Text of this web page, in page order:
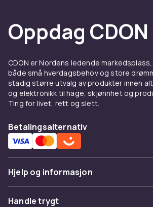
Oppdag CDON
CDON er Nordens ledende
både små hverdagsbehov og store
stadig større utvalg av produkter innen
og elektronikk til hage, skjønnhet og
Ting for livet, rett og slett.
Betalingsalternativ
Hjelp og informasjon
Vanlige spørsmål
Handle trygt